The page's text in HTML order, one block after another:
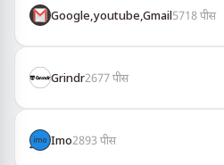
Google,youtube,Gmail5718पीस
Grindr2677पीस
Imo2893पीस